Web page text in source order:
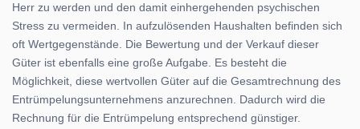
Herr zu werden und den damit einhergehenden psychischen
Stress zu vermeiden. In aufzulösenden Haushalten befinden sich
oft Wertgegenstände. Die Bewertung und der Verkauf dieser
Güter ist ebenfalls eine große Aufgabe. Es besteht die
Möglichkeit, diese wertvollen Güter auf die Gesamtrechnung des
Entrümpelungsunternehmens anzurechnen. Dadurch wird die
Rechnung für die Entrümpelung entsprechend günstiger.